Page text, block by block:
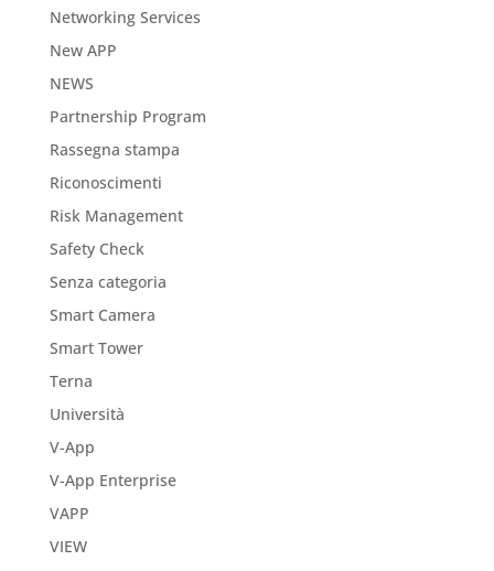
Networking Services
New APP
NEWS
Partnership Program
Rassegna stampa
Riconoscimenti
Risk Management
Safety Check
Senza categoria
Smart Camera
Smart Tower
Terna
Università
V-App
V-App Enterprise
VAPP
VIEW